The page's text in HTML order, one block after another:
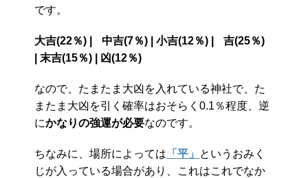
です。
大吉(22％) | 中吉(7％) | 小吉(12％) | 吉(25％)
| 末吉(15％) | 凶(12％)
なので、たまたま大凶を入れている神社で、た
またま大凶を引く確率はおそらく0.1％程度、逆
にかなりの強運が必要なのです。
ちなみに、場所によっては 「平」
というおみく
じが入っている場合があり、これはこれでなか